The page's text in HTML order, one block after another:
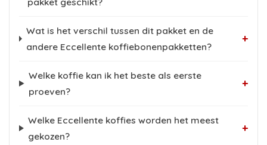
Wat is het verschil tussen dit pakket en de
andere Eccellente koffiebonenpakketten?
+
Welke koffie kan ik het beste als eerste
proeven?
+
Welke Eccellente koffies worden het meest
gekozen?
+